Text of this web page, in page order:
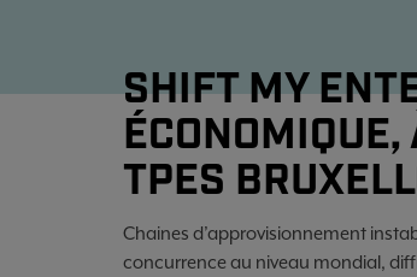
SHIFT MY
TPES
Chaines d’approvisionnement
concurrence au niveau mondial,